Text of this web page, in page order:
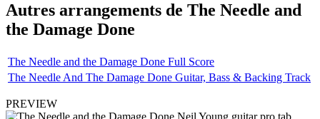
Autres arrangements de The Needle and
the Damage Done
The Needle and the Damage Done Full Score
The Needle And The Damage Done Guitar, Bass & Backing Track
PREVIEW